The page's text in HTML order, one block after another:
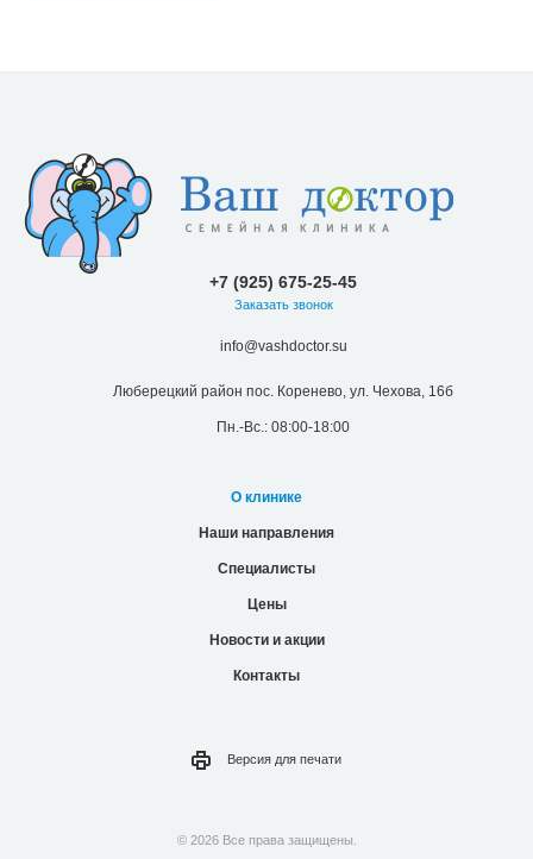
+7 (925) 675-25-45
Заказать звонок
info@vashdoctor.su
Люберецкий район пос. Коренево, ул. Чехова, 16б
Пн.-Вс.: 08:00-18:00
О клинике
Наши направления
Специалисты
Цены
Новости и акции
Контакты
Версия для печати
© 2026 Все права защищены.